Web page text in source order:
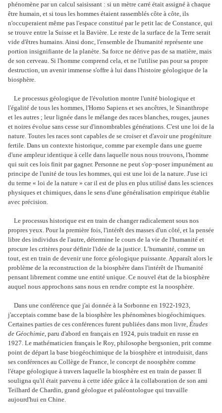
phénomène par un calcul saisissant : si un mètre carré était assigné à chaque
être humain, et si tous les hommes étaient rassemblés côte à côte, ils
n'occuperaient même pas l'espace constitué par le petit lac de Constance, qui
se trouve entre la Suisse et la Bavière. Le reste de la surface de la Terre serait
vide d'êtres humains. Ainsi donc, l'ensemble de l'humanité représente une
portion insignifiante de la planète. Sa force ne dérive pas de sa matière, mais
de son cerveau. Si l'homme comprend cela, et ne l'utilise pas pour sa propre
destruction, un avenir immense s'offre à lui dans l'histoire géologique de la
biosphère.
Le processus géologique de l'évolution montre l'unité biologique et
l'égalité de tous les hommes, l'Homo Sapiens et ses ancêtres, le Sinanthrope
et les autres ; leur lignée dans le mélange des races blanches, rouges, jaunes
et noires évolue sans cesse sur d'innombrables générations. C'est une loi de la
nature. Toutes les races sont capables de se croiser et d'avoir une progéniture
fertile. Dans un contexte historique, comme par exemple dans une guerre
d'une ampleur identique à celle dans laquelle nous nous trouvons, l'homme
qui suit ces lois finit par gagner. Personne ne peut s'op¬poser impunément au
principe de l'unité de tous les hommes, qui est une loi de la nature. J'use ici
du terme « loi de la nature » car il est de plus en plus utilisé dans les sciences
physiques et chimiques, dans le sens d'une généralisation empirique établie
avec précision.
Le processus historique est en train de changer radicalement sous nos
propres yeux. Pour la première fois, l'intérêt des masses d'un côté, et la pensée
libre des individus de l'autre, détermine le cours de la vie de l'humanité et
procure les critères pour définir l'idée de la justice. L’humanité, comme un
tout, est en train de devenir une force géologique puissante. Apparaît alors le
problème de la reconstruction de la biosphère dans l'intérêt de l'humanité
pensant librement comme une entité unique. Ce nouvel état de la biosphère
auquel nous approchons sans nous en rendre compte est la noosphère.
Dans une conférence que j'ai donnée à la Sorbonne en 1922-1923,
j'acceptais comme base de la biosphère les phénomènes biogéochimiques.
Certaines parties de ces conférences furent publiées dans mon livre, Études
de Géochimie, paru d'abord en français en 1924, puis traduit en russe en
1927. Le mathématicien français le Roy, philosophe bergsonien, prit comme
point de départ la base biogéochimique de la biosphère et introduisit, dans
ses conférences au Collège de France, le concept de noosphère comme
l'étape géologique à travers laquelle la biosphère est en train de passer. Il
souligna qu'il était parvenu à cette idée grâce à la collaboration de son ami
Teilhard de Chardin, grand géologue et paléontologue qui travaille
aujourd'hui en Chine.